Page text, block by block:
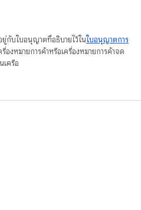
ยู่กับใบอนุญาตที่อธิบายไว้ในใบอนุญาตการ
งหมายการค้าหรือเครื่องหมายการค้าจด
ครือ